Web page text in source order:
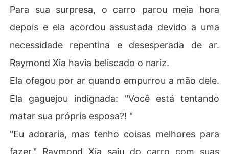
Para sua surpresa, o carro parou meia hora
depois e ela acordou assustada devido a uma
necessidade repentina e desesperada de ar.
Raymond Xia havia beliscado o nariz.
Ela ofegou por ar quando empurrou a mão dele.
Ela gaguejou indignada: "Você está tentando
matar sua própria esposa?! "
"Eu adoraria, mas tenho coisas melhores para
fazer." Raymond Xia saiu do carro com suas